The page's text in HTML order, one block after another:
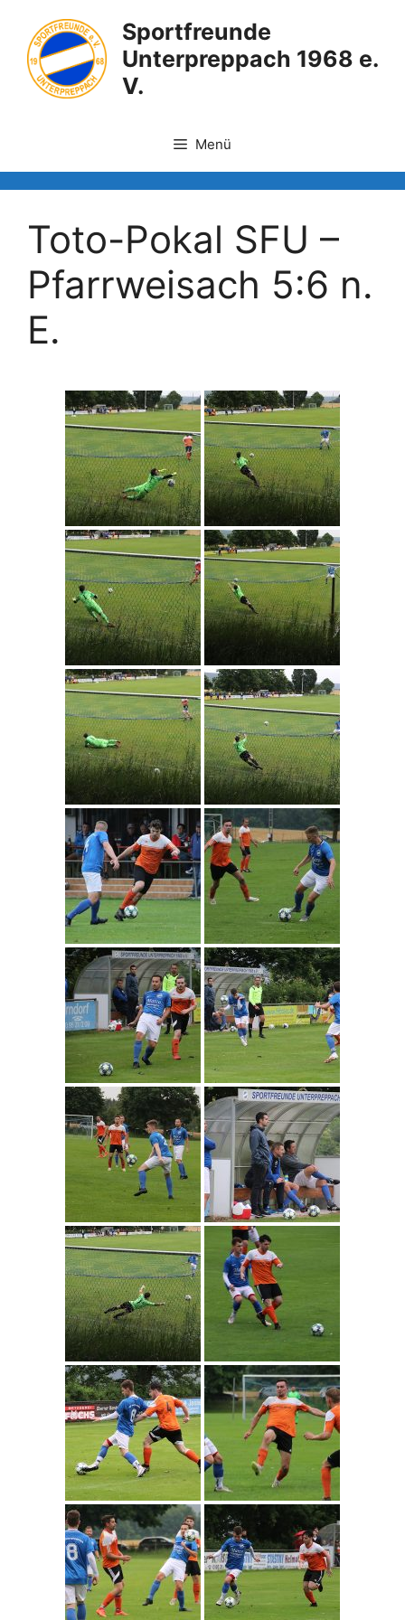
Inhalt
springen
Sportfreunde
Unterpreppach 1968 e.
V.
Menü
Toto-Pokal SFU –
Pfarrweisach 5:6 n.
E.